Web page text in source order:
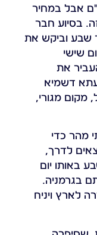
אבל במחיר
בסיוע חבר
שבע וביקש את
שישי
את
דשמיא
מגורי,
מהר כדי
לדרך,
באותו יום
בגרמניה.
לארץ ויניח